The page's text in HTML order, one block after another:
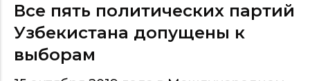
Все пять политических партий
Узбекистана допущены к
выборам